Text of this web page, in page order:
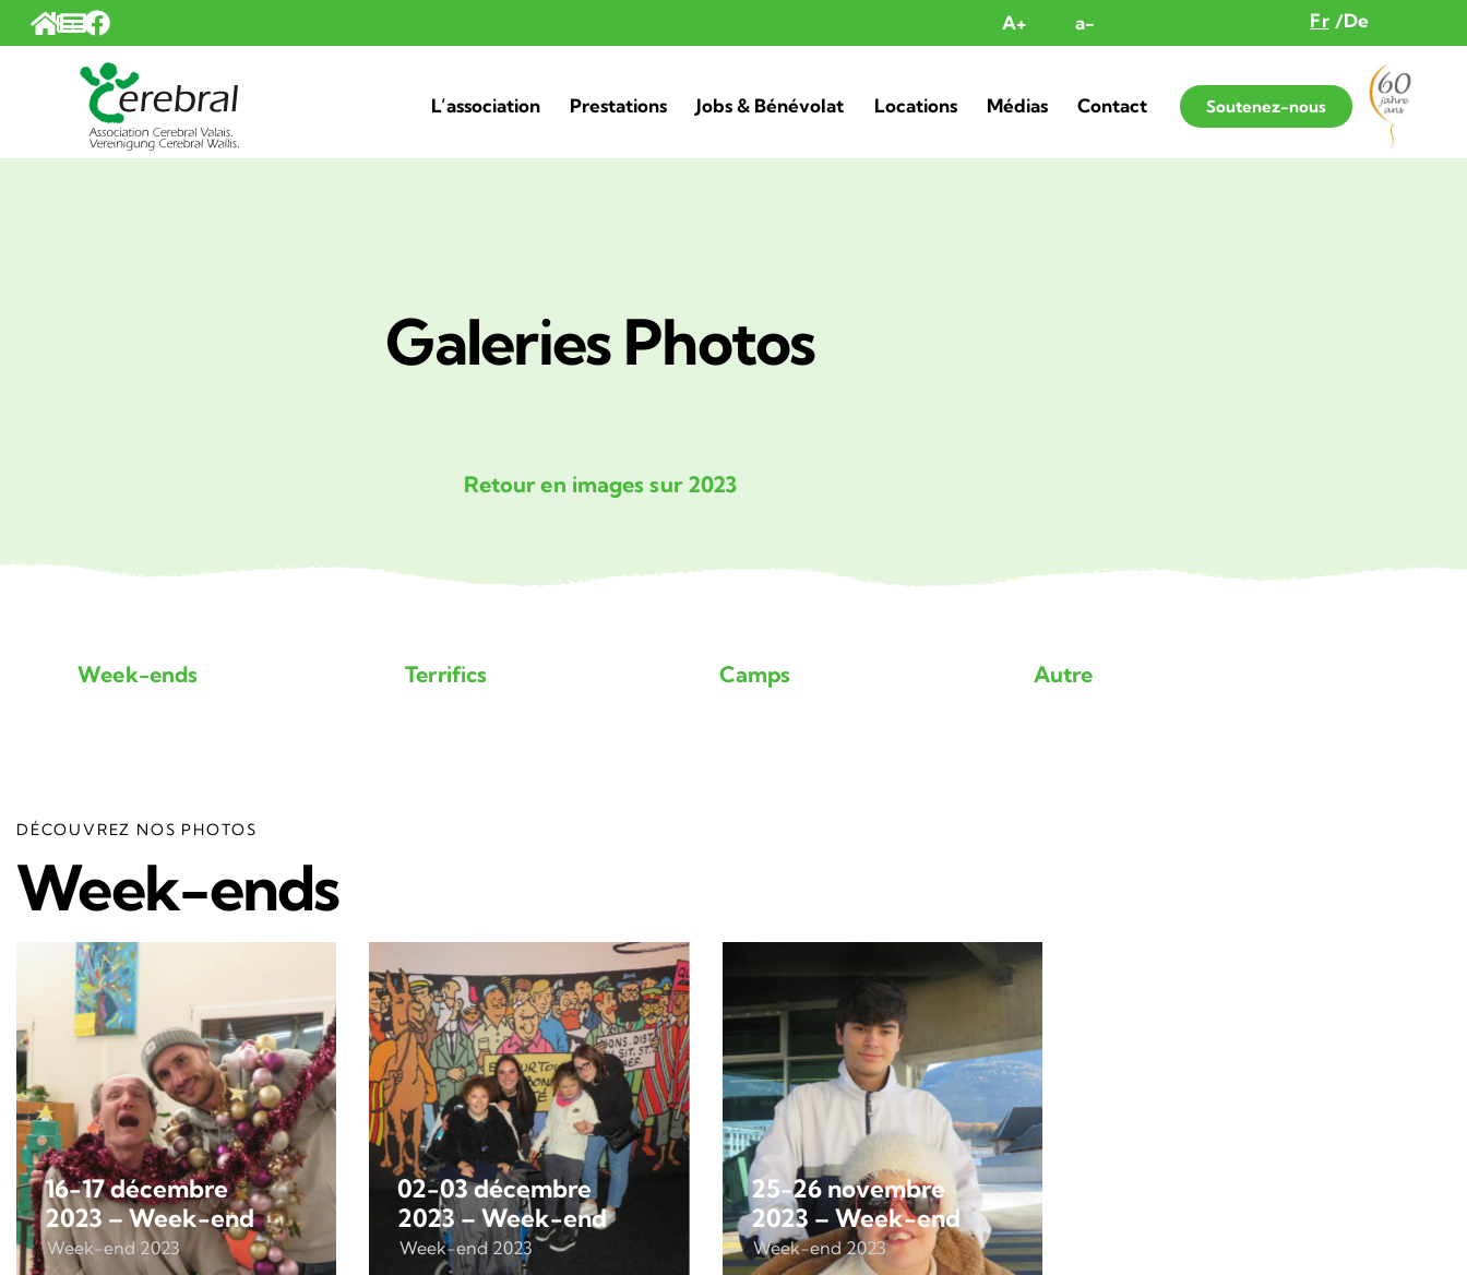
A+ a- Fr De
L’association Prestations Jobs & Bénévolat Locations Médias Contact Soutenez-nous
Galeries Photos
Retour en images sur 2023
Week-ends Terrifics Camps Autre
DÉCOUVREZ NOS PHOTOS
Week-ends
16-17 décembre
2023 – Week-end
Week-end 2023
02-03 décembre
2023 – Week-end
Week-end 2023
25-26 novembre
2023 – Week-end
Week-end 2023
Panneau de gestion des cookies